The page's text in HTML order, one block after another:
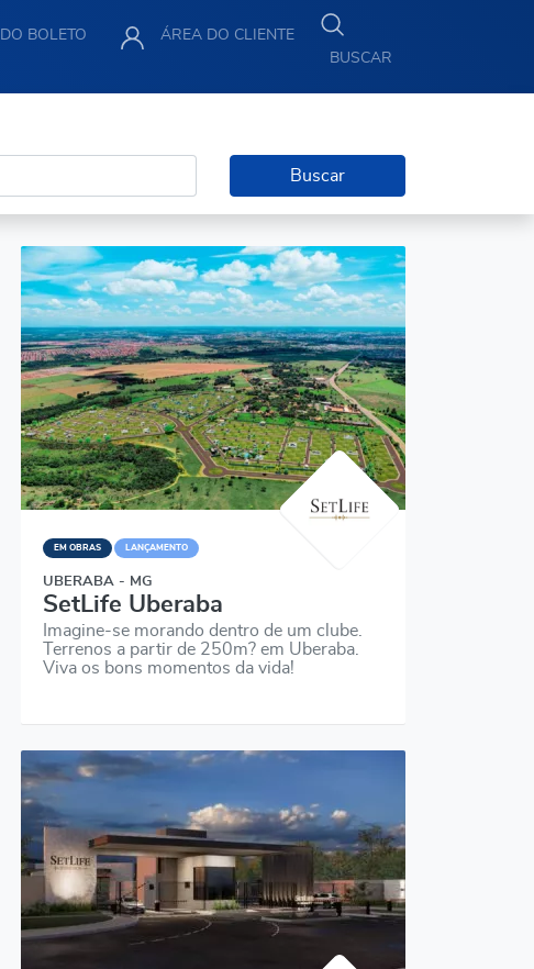
BOLETO
ÁREA DO CLIENTE
BUSCAR
Buscar
EM OBRAS LANÇAMENTO
UBERABA - MG
SetLife Uberaba
Imagine-se morando dentro de um clube.
Terrenos a partir de 250m? em Uberaba.
Viva os bons momentos da vida!